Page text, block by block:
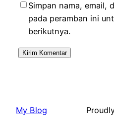
Simpan nama, email,
pada peramban ini
berikutnya.
My Blog